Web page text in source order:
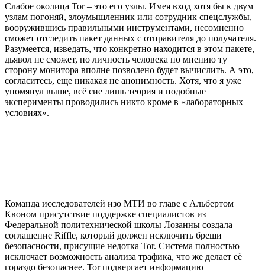
Слабое околица Tor – это его узлы. Имея вход хотя бы к двум
узлам погоняй, злоумышленник или сотрудник спецслужбы,
вооружившись правильными инструментами, несомненно
сможет отследить пакет данных с отправителя до получателя.
Разумеется, изведать, что конкретно находится в этом пакете,
дьявол не сможет, но личность человека по мнению ту
сторону монитора вполне позволено будет вычислить. А это,
согласитесь, еще никакая не анонимность. Хотя, что я уже
упомянул выше, всё сие лишь теория и подобные
эксперименты проводились никто кроме в «лабораторных
условиях».
Команда исследователей изо МТИ во главе с Альбертом
Квоном присутствие поддержке специалистов из
Федеральной политехнической школы Лозанны создала
соглашение Riffle, который должен исключить бреши
безопасности, присущие недотка Tor. Система полностью
исключает возможность анализа трафика, что же делает её
гораздо безопаснее. Tor подвергает информацию